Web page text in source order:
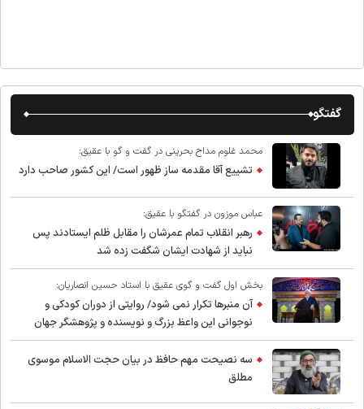
گفتگو
محمد غلوم مداح بحرینی در گفت و گو با عقیق:
تشییع آقا مقدمه ساز ظهور است/ این کشور صاحب دارد
عباس موزون در گفتگو با عقیق:
رهبر انقلاب تمام عمرشان را مقابل ظلم ایستادند پس
نباید از شهادت ایشان شگفت زده شد
بخش اول گفت و گوی عقیق با استاد حسین انصاریان:
آن منبرها تکرار نمی شود/ روایتی از دوران کودکی و
نوجوانی این واعظ بزرگ و نویسنده و پژوهشگر جهان
اسلام
سه نصیحت مهم حافظ در بیان حجت الاسلام موسوی
مطلق